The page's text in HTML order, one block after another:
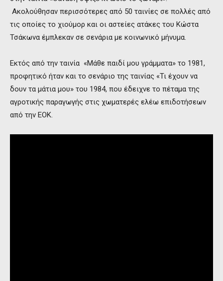
Ακολούθησαν περισσότερες από 50 ταινίες σε πολλές από
τις οποίες το χιούμορ και οι αστείες ατάκες του Κώστα
Τσάκωνα έμπλεκαν σε σενάρια με κοινωνικό μήνυμα.
Εκτός από την ταινία «Μάθε παιδί μου γράμματα» το 1981,
προφητικό ήταν και το σενάριο της ταινίας «Τι έχουν να
δουν τα μάτια μου» του 1984, που έδειχνε το πέταμα της
αγροτικής παραγωγής στις χωματερές ελέω επιδοτήσεων
από την ΕΟΚ.